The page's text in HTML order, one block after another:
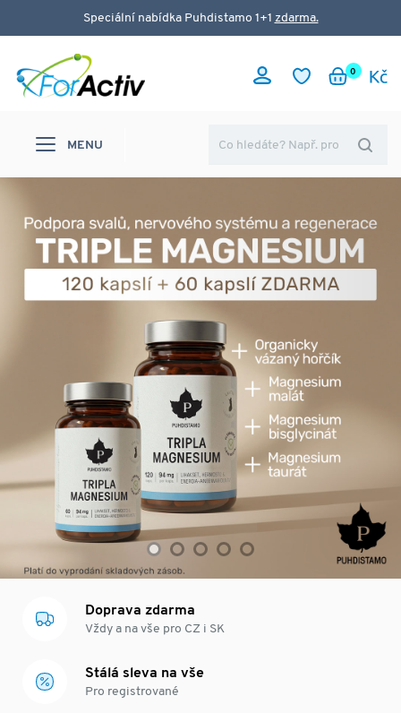
Speciální nabídka Puhdistamo 1+1 zdarma.
0
MENU
Doprava zdarma
Vždy a na vše pro CZ i SK
Stálá sleva na vše
Pro registrované